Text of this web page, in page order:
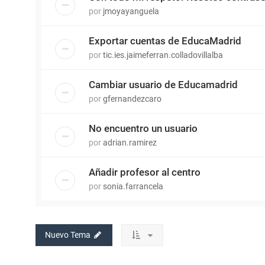
por jmoyayanguela
Exportar cuentas de EducaMadrid
portic.ies.jaimeferran.colladovillalba
Cambiar usuario de Educamadrid
porgfernandezcaro
No encuentro un usuario
poradrian.ramirez
Añadir profesor al centro
por sonia.farrancela
Nuevo Tema